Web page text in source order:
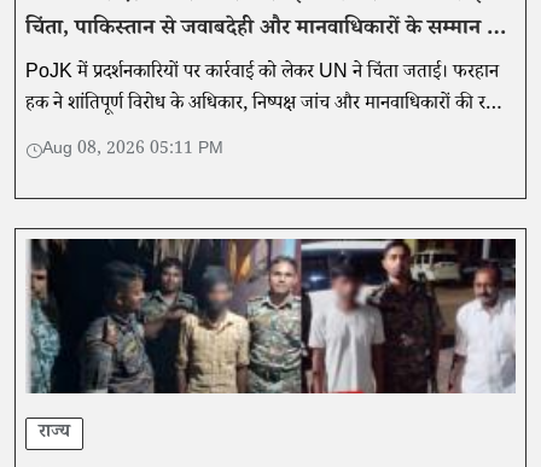
चिंता, पाकिस्तान से जवाबदेही और मानवाधिकारों के सम्मान की
मांग
PoJK में प्रदर्शनकारियों पर कार्रवाई को लेकर UN ने चिंता जताई। फरहान
हक ने शांतिपूर्ण विरोध के अधिकार, निष्पक्ष जांच और मानवाधिकारों की रक्षा
के साथ जवाबदेही की मांग की।
Aug 08, 2026 05:11 PM
राज्य